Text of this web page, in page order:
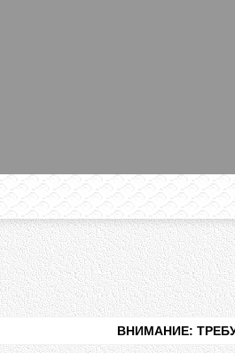
Здравствуйте уважаемыйГость.
пользоваться данной панелью
управления, вам необходимо
авторизоваться на сайте под
логином, либо пройти регистрацию.
ВНИМАНИЕ: ТРЕБУЮТСЯ ЛЮДИ